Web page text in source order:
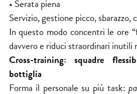
• Serata piena
Servizio, gestione picco, sbarazzo,
In questo modo concentri le ore
davvero e riduci straordinari inutili
Cross-training: squadre
bottiglia
Forma il personale su più task: